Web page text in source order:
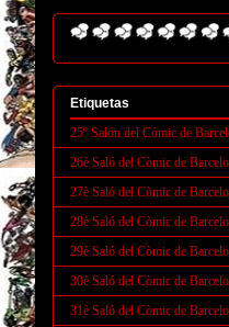
Etiquetas
25º Salón del Cómic de
26è Saló del Còmic de
27è Saló del Còmic de
28è Saló del Còmic de
29è Saló del Còmic de
30è Saló del Còmic de
31è Saló del Còmic de